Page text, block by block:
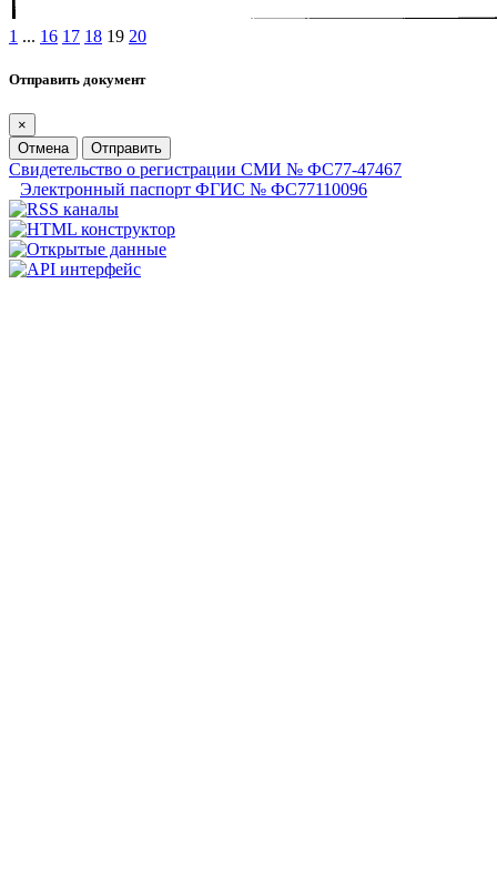
1 ... 16 17 18 19 20
Отправить документ
×
Отмена
Отправить
Свидетельство о регистрации СМИ № ФС77-47467
Электронный паспорт ФГИС № ФС77110096